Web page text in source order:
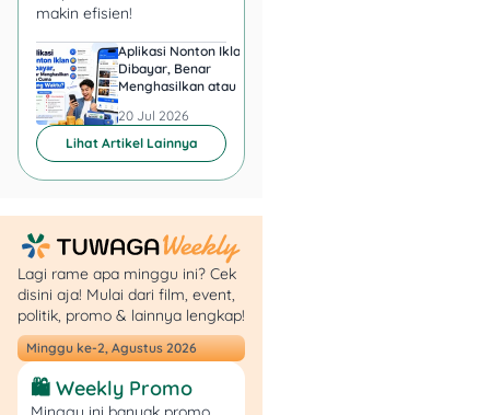
makin efisien!
Aplikasi Nonton Iklan
Dibayar, Benar
Menghasilkan atau Cuma
20 Jul 2026
Lihat Artikel Lainnya
Lagi rame apa minggu ini? Cek
disini aja! Mulai dari film, event,
politik, promo & lainnya lengkap!
Minggu ke-2, Agustus 2026
🛍️ Weekly Promo